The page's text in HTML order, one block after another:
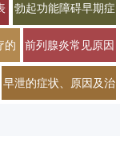
勃起功能障碍早期症
状有哪些？2026年
男科专家详解治疗方
的 前列腺炎常见原因
及早期症状有哪些
早泄的症状、原因及治